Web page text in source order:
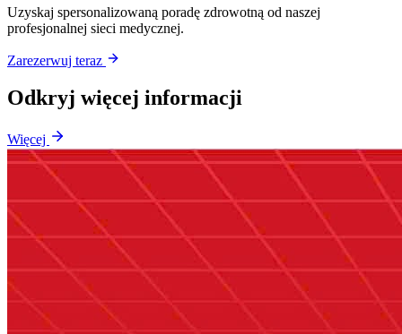
Uzyskaj spersonalizowaną poradę zdrowotną od naszej
profesjonalnej sieci medycznej.
Zarezerwuj teraz
Odkryj więcej informacji
Więcej